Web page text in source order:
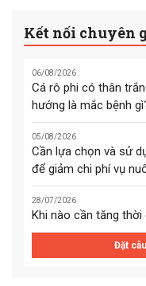
Kết nối chuyên
06/08/2026
Cá rô phi có thân
hướng là mắc bệnh
05/08/2026
Cần lựa chọn và sử
để giảm chi phí vụ
28/07/2026
Khi nào cần tăng
Đặt